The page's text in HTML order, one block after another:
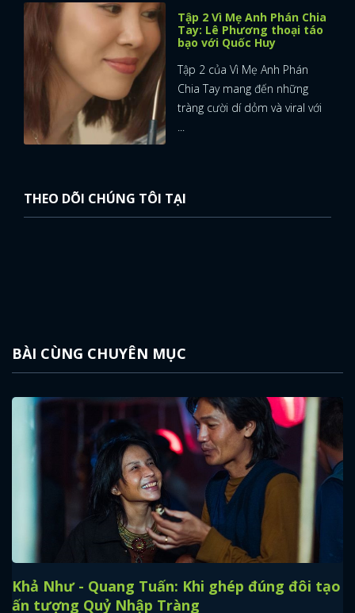
Tập 2 Vì Mẹ Anh Phán Chia
Tay: Lê Phương thoại táo
bạo với Quốc Huy
Tập 2 của Vì Mẹ Anh Phán
Chia Tay mang đến những
tràng cười dí dỏm và viral với
THEO DÕI CHÚNG TÔI TẠI
BÀI CÙNG CHUYÊN MỤC
Khả Như - Quang Tuấn: Khi ghép đúng đôi tạo
ấn tượng Quỷ Nhập Tràng